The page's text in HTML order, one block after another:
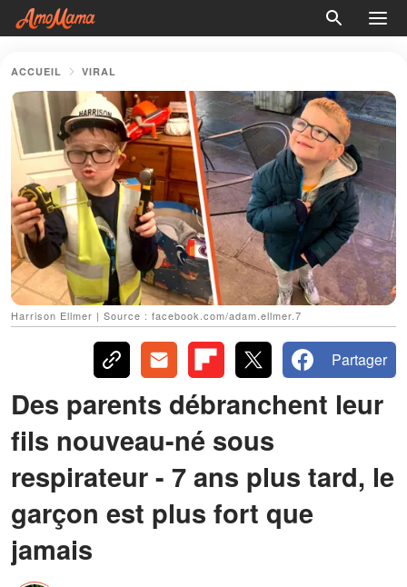
ACCUEIL VIRAL
Harrison Ellmer | Source : facebook.com/adam.ellmer.7
Partager
Des parents débranchent leur
fils nouveau-né sous
respirateur - 7 ans plus tard, le
garçon est plus fort que
jamais